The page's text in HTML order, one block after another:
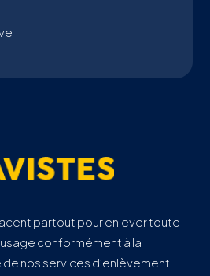
partout pour enlever toute
conformément à la
de nos services d’enlèvement